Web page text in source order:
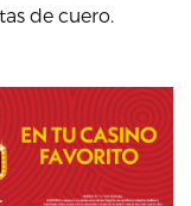
de cuero.